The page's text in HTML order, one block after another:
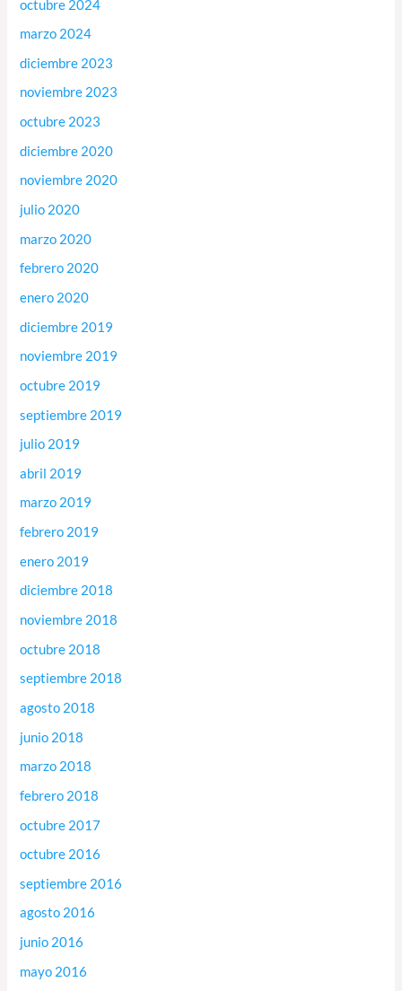
octubre 2024
marzo 2024
diciembre 2023
noviembre 2023
octubre 2023
diciembre 2020
noviembre 2020
julio 2020
marzo 2020
febrero 2020
enero 2020
diciembre 2019
noviembre 2019
octubre 2019
septiembre 2019
julio 2019
abril 2019
marzo 2019
febrero 2019
enero 2019
diciembre 2018
noviembre 2018
octubre 2018
septiembre 2018
agosto 2018
junio 2018
marzo 2018
febrero 2018
octubre 2017
octubre 2016
septiembre 2016
agosto 2016
junio 2016
mayo 2016